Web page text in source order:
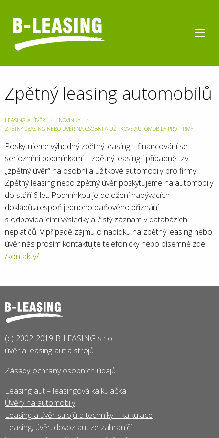
Zpětný leasing automobilů
LEASING A ÚVĚR
NOVINKY
ZPĚTNÝ LEASING NEBO ÚVĚR NA OSOBNÍ A UŽITKOVÉ AUTOMOBILY PRO FIRMY
Poskytujeme výhodný zpětný leasing – financování se
seriozními podmínkami – zpětný leasing i případně tzv.
„zpětný úvěr“ na osobní a užitkové automobily pro firmy.
Zpětný leasing nebo zpětný úvěr poskytujeme na automobily
do stáří 6 let. Podmínkou je doložení nabývacích
dokladů,alespoň jednoho daňového přiznání
s odpovídajícími výsledky a čistý záznam v databázích
neplatičů. V případě zájmu o nabídku na zpětný leasing nebo
úvěr nás prosím kontaktujte telefonicky nebo písemně zde
/kontakty/.
(c) 2002-2019 B-LEASING s.r.o.
úvěr a leasing aut a strojů
Zásady ochrany osobních údajů
Leasing aut – leasingová kalkulačka
Úvěry na automobily
Leasing a úvěr strojů a techniky – kalkulace
Leasing, úvěr, dovoz aut ze zahraničí